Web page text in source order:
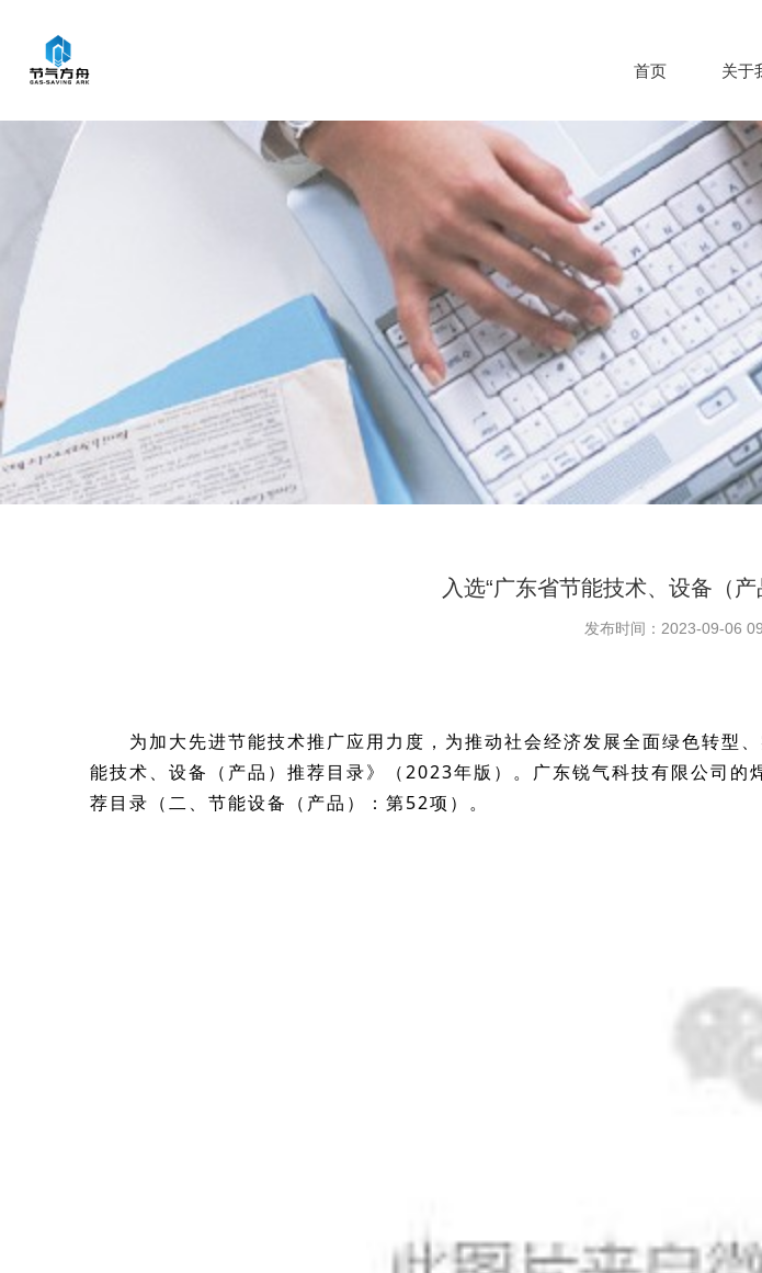
首页 关于
入选“广东省节能技术、设备（
发布时间：2023-09-06
为加大先进节能技术推广应用力度，为推动社会经济发展全面绿色转型
能技术、设备（产品）推荐目录》（2023年版）。广东锐气科技有限公司
荐目录（二、节能设备（产品）：第52项）。